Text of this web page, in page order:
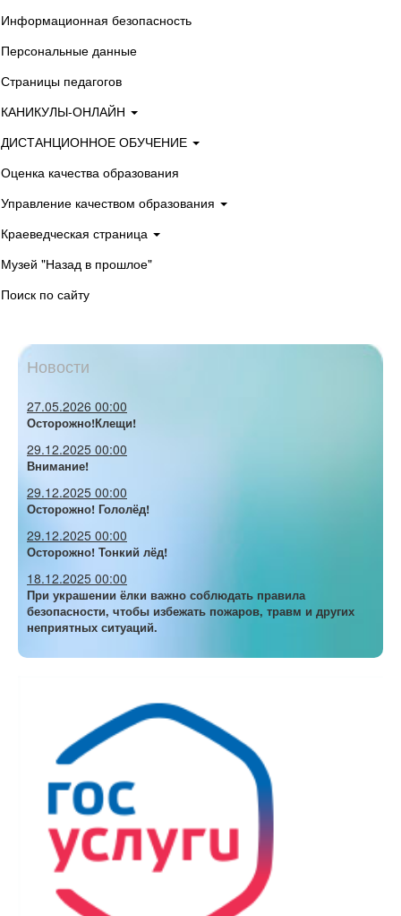
Информационная безопасность
Персональные данные
Страницы педагогов
КАНИКУЛЫ-ОНЛАЙН
ДИСТАНЦИОННОЕ ОБУЧЕНИЕ
Оценка качества образования
Управление качеством образования
Краеведческая страница
Музей "Назад в прошлое"
Поиск по сайту
Новости
27.05.2026 00:00
Осторожно!Клещи!
29.12.2025 00:00
Внимание!
29.12.2025 00:00
Осторожно! Гололёд!
29.12.2025 00:00
Осторожно! Тонкий лёд!
18.12.2025 00:00
При украшении ёлки важно соблюдать правила
безопасности, чтобы избежать пожаров, травм и других
неприятных ситуаций.